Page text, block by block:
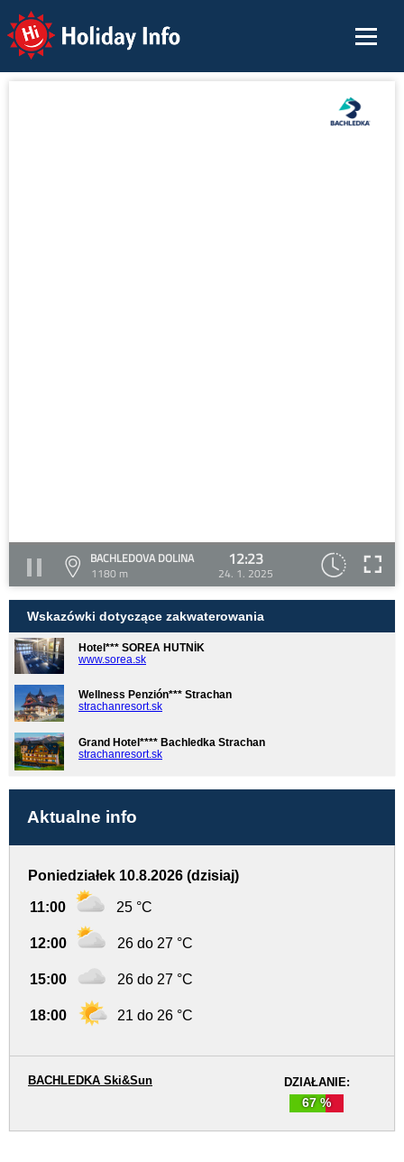
Holiday Info
BACHLEDOVA DOLINA
1180 m
12:23
24. 1. 2025
Wskazówki dotyczące zakwaterowania
Hotel*** SOREA HUTNÍK
www.sorea.sk
Wellness Penzión*** Strachan
strachanresort.sk
Grand Hotel**** Bachledka Strachan
strachanresort.sk
Aktualne info
Poniedziałek 10.8.2026 (dzisiaj)
11:00 25 °C
12:00 26 do 27 °C
15:00 26 do 27 °C
18:00 21 do 26 °C
DZIAŁANIE:
67 %
BACHLEDKA Ski&Sun